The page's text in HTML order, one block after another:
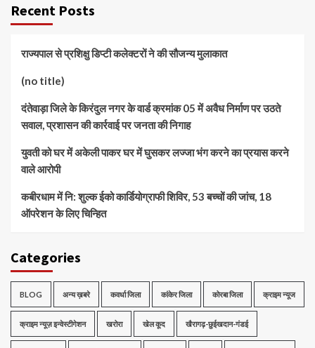
Recent Posts
राज्यपाल से प्रशिक्षु डिप्टी कलेक्टरों ने की सौजन्य मुलाकात
(no title)
दंतेवाड़ा जिले के किरंदुल नगर के वार्ड क्रमांक 05 में अवैध निर्माण पर उठते
सवाल, प्रशासन की कार्रवाई पर जनता की निगाह
युवती को घर में अकेली पाकर घर में घुसकर लज्जा भंग करने का प्रयास करने
वाले आरोपी
कबीरधाम में नि: शुल्क ईको कार्डियोग्राफी शिविर, 53 बच्चों की जांच, 18
ऑपरेशन के लिए चिन्हित
Categories
BLOG अन्य ख़बरे कवर्धा जिला कांकेर जिला कोरबा जिला क्राइम न्यूज
क्राइम न्यूज़ इन्वेस्टीगेशन खरोरा खेल कूद खैरागढ़-छुईखदान-गंडई